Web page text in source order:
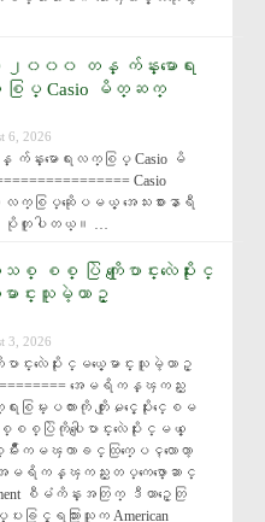
၂၀၀၀ တန္ က်န္းမာေရး
ြပ္ Casio မိတ္ဆက္
6, 2026
န္းမာေရးလက္စြပ္ Casio မိ
Casio
လက္စြပ္ဆိုေပမယ့္ အေသးစားနာရီ
႔ ပိုတူပါတယ္။ …
စ္ စစ္ ပြဲ ကိုေျပာင္းလဲေပးႏိုင္
မာင္းသူမဲ့ယာဥ္
3, 2026
ာင္းလဲေပးႏိုင္မယ့္ေမာင္းသူမဲ့ယာဥ္
အေမရိကန္ၾကည္း
မ္းပကားကို တိုးျမႇင့္ေပးႏိုင္ေစမ
ြဲကိုပါေျပာင္းလဲေပးႏိုင္မယ့္ ေ
းကမၾကာခင္ထြက္ေပၚလာေတာ့
မရိကန္ၾကည္းတပ္ကေဖာ္ေဆာင္
စီမံကိန္းအတြက္ ဒီယာဥ္ေတြ
ခြင့္ရသြားသူက American